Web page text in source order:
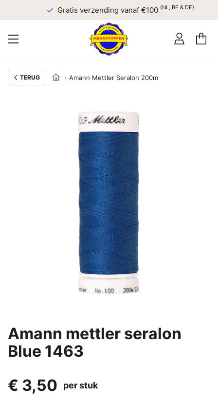
Gratis verzending vanaf €100(NL, BE & DE)
TERUG Amann Mettler Seralon 200m
Amann mettler seralon
Blue 1463
€ 3,50
per stuk